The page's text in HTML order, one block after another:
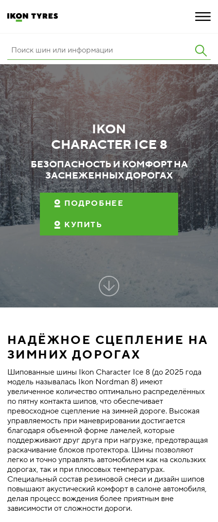
ШИНЫ
ИННОВАЦИИ
РАСШИРЕННАЯ ГАРАНТИЯ
О КОМПАНИИ
КАРЬЕРА
ПОКУПКА И АКЦИИ
IKON
CHARACTER ICE 8
БЕЗОПАСНОСТЬ И КОМФОРТ НА
ЗАСНЕЖЕННЫХ ДОРОГАХ
ПОДРОБНЕЕ
КУПИТЬ
НАДЁЖНОЕ СЦЕПЛЕНИЕ НА
ЗИМНИХ ДОРОГАХ
Шипованные шины Ikon Character Ice 8 (до 2025 года
модель называлась Ikon Nordman 8) имеют
увеличенное количество оптимально распределённых
по пятну контакта шипов, что обеспечивает
превосходное сцепление на зимней дороге. Высокая
управляемость при маневрировании достигается
благодаря объемной форме ламелей, которые
поддерживают друг друга при нагрузке, предотвращая
раскачивание блоков протектора. Шины позволяют
легко и точно управлять автомобилем как на скользких
дорогах, так и при плюсовых температурах.
Специальный состав резиновой смеси и дизайн шипов
повышают акустический комфорт в салоне автомобиля,
делая процесс вождения более приятным вне
зависимости от сложности дороги.